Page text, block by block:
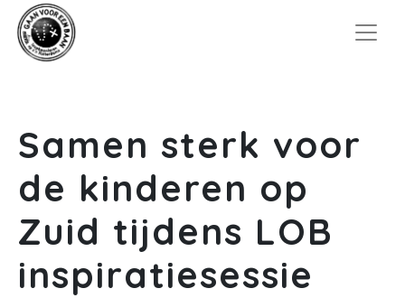
Samen sterk voor
de kinderen op
Zuid tijdens LOB
inspiratiesessie